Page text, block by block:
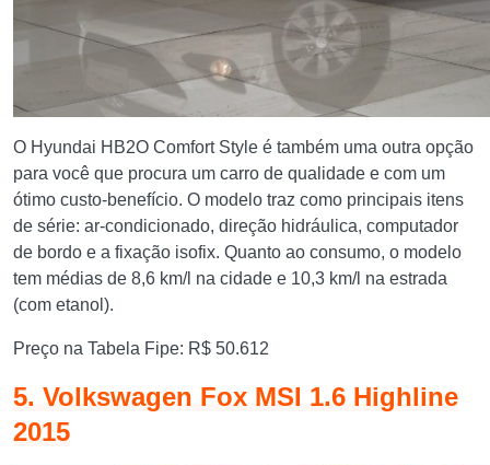
O Hyundai HB2O Comfort Style é também uma outra opção
para você que procura um carro de qualidade e com um
ótimo custo-benefício. O modelo traz como principais itens
de série: ar-condicionado, direção hidráulica, computador
de bordo e a fixação isofix. Quanto ao consumo, o modelo
tem médias de 8,6 km/l na cidade e 10,3 km/l na estrada
(com etanol).
Preço na Tabela Fipe: R$ 50.612
5. Volkswagen Fox MSI 1.6 Highline
2015